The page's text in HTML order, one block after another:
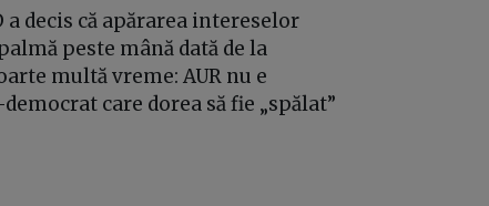
decis că apărarea intereselor
peste mână dată de la
multă vreme: AUR nu e
care dorea să fie „spălat”